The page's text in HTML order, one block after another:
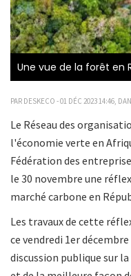
Une vue de la forêt en
PAR DESKECO - 01 DÉC 2023 14:46,
Le Réseau des
l'économie verte en
Fédération des
le 30 novembre une
marché carbone en
Les travaux de cette
ce vendredi 1er
discussion publique sur